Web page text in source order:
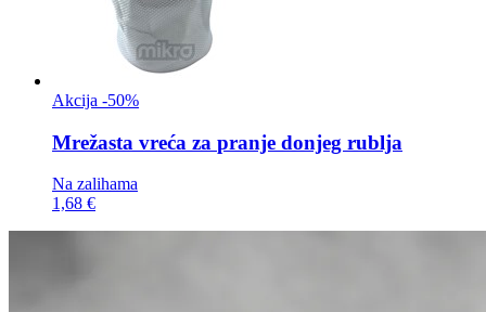
Akcija -50%
Mrežasta vreća za pranje donjeg rublja
Na zalihama
1,68 €